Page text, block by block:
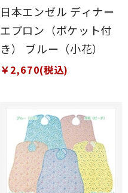
日本エンゼル ディナー
エプロン（ポケット付
き） ブルー（小花）
￥2,670(税込)